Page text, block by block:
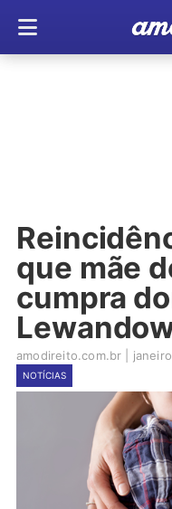
que mãe
cumpra
amodireito.com.br
NOTÍCIAS